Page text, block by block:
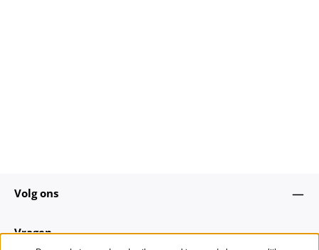
Volg ons
Vragen